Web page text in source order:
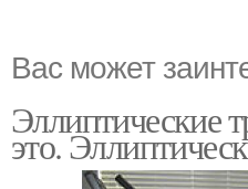
Вас может
Эллиптические
это.